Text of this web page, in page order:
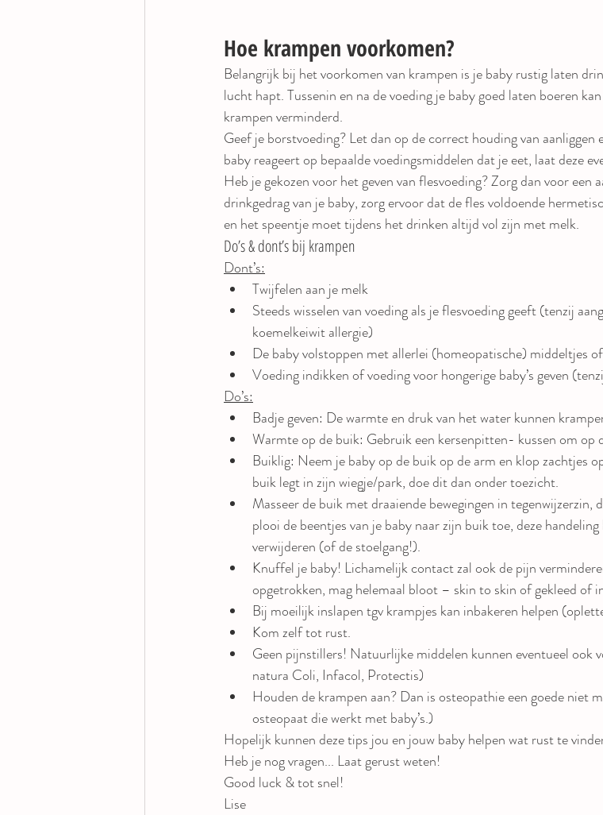
Hoe krampen voorkomen?
Belangrijk bij het voorkomen van krampen is je baby rustig laten
lucht hapt. Tussenin en na de voeding je baby goed laten boeren
krampen verminderd.
Geef je borstvoeding? Let dan op de correct houding van
baby reageert op bepaalde voedingsmiddelen dat je eet, laat deze
Heb je gekozen voor het geven van flesvoeding? Zorg dan voor een
drinkgedrag van je baby, zorg ervoor dat de fles voldoende
en het speentje moet tijdens het drinken altijd vol zijn met melk.
Do’s & dont’s bij krampen
Dont’s:
Twijfelen aan je melk
Steeds wisselen van voeding als je flesvoeding geeft (tenzij
koemelkeiwit allergie)
De baby volstoppen met allerlei (homeopatische) middeltjes
Voeding indikken of voeding voor hongerige baby’s geven
Do’s:
Badje geven: De warmte en druk van het water kunnen
Warmte op de buik: Gebruik een kersenpitten- kussen om op
Buiklig: Neem je baby op de buik op de arm en klop zachtjes
buik legt in zijn wiegje/park, doe dit dan onder toezicht.
Masseer de buik met draaiende bewegingen in
plooi de beentjes van je baby naar zijn buik toe, deze
verwijderen (of de stoelgang!).
Knuffel je baby! Lichamelijk contact zal ook de pijn
opgetrokken, mag helemaal bloot – skin to skin of gekleed of
Bij moeilijk inslapen tgv krampjes kan inbakeren helpen
Kom zelf tot rust.
Geen pijnstillers! Natuurlijke middelen kunnen eventueel ook
natura Coli, Infacol, Protectis)
Houden de krampen aan? Dan is osteopathie een goede niet
osteopaat die werkt met baby’s.)
Hopelijk kunnen deze tips jou en jouw baby helpen wat rust te
Heb je nog vragen... Laat gerust weten!
Good luck & tot snel!
Lise